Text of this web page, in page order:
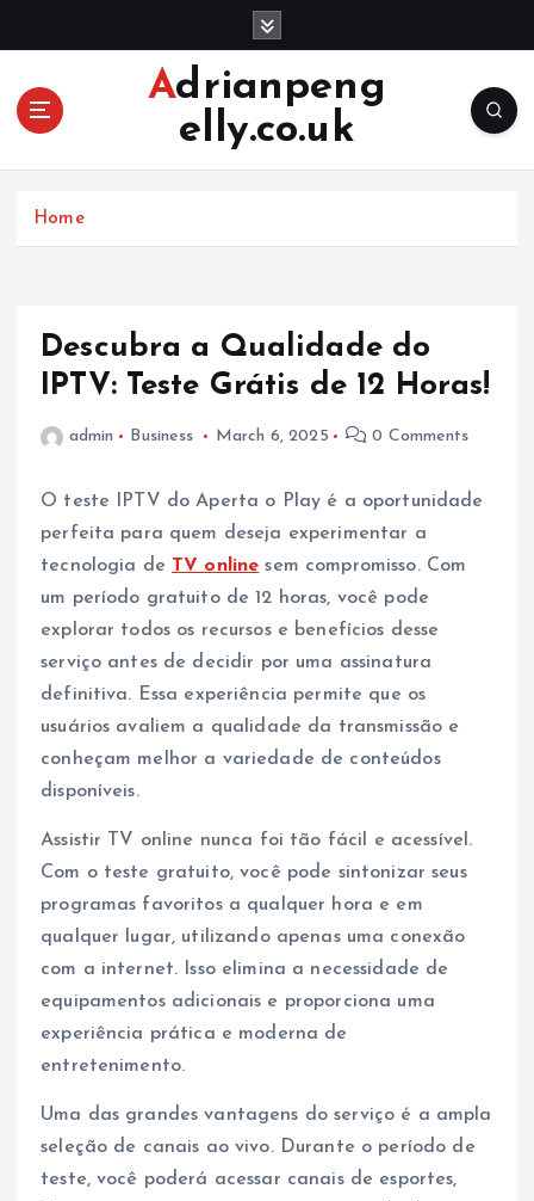
Adrianpeng
elly.co.uk
Home
Descubra a Qualidade do
IPTV: Teste Grátis de 12 Horas!
admin Business March 6, 2025 0 Comments
O teste IPTV do Aperta o Play é a oportunidade
perfeita para quem deseja experimentar a
tecnologia de TV online sem compromisso. Com
um período gratuito de 12 horas, você pode
explorar todos os recursos e benefícios desse
serviço antes de decidir por uma assinatura
definitiva. Essa experiência permite que os
usuários avaliem a qualidade da transmissão e
conheçam melhor a variedade de conteúdos
disponíveis.
Assistir TV online nunca foi tão fácil e acessível.
Com o teste gratuito, você pode sintonizar seus
programas favoritos a qualquer hora e em
qualquer lugar, utilizando apenas uma conexão
com a internet. Isso elimina a necessidade de
equipamentos adicionais e proporciona uma
experiência prática e moderna de
entretenimento.
Uma das grandes vantagens do serviço é a ampla
seleção de canais ao vivo. Durante o período de
teste, você poderá acessar canais de esportes,